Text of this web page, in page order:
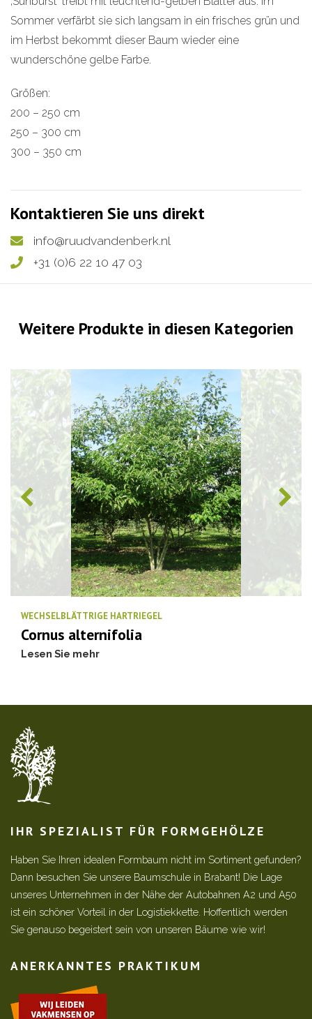
Sommer verfärbt sie sich langsam in ein frisches grün und
im Herbst bekommt dieser Baum wieder eine
wunderschöne gelbe Farbe.
Größen:
200 – 250 cm
250 – 300 cm
300 – 350 cm
Kontaktieren Sie uns direkt
info@ruudvandenberk.nl
+31 (0)6 22 10 47 03
Weitere Produkte in diesen Kategorien
WECHSELBLÄTTRIGE HARTRIEGEL
Cornus alternifolia
Lesen Sie mehr
IHR SPEZIALIST FÜR FORMGEHÖLZE
Haben Sie Ihren idealen Formbaum nicht im Sortiment gefunden?
Dann besuchen Sie unsere Baumschule in Brabant! Die Lage
unseres Unternehmen in der Nähe der Autobahnen A2 und A50
ist ein schöner Vorteil in der Logistiekkette. Hoffentlich werden
Sie genauso begeistert sein von unseren Bäume wie wir!
ANERKANNTES PRAKTIKUM